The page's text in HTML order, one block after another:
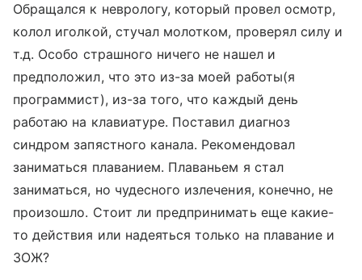
Обращался к неврологу, который провел осмотр,
колол иголкой, стучал молотком, проверял силу и
т.д. Особо страшного ничего не нашел и
предположил, что это из-за моей работы(я
программист), из-за того, что каждый день
работаю на клавиатуре. Поставил диагноз
синдром запястного канала. Рекомендовал
заниматься плаванием. Плаваньем я стал
заниматься, но чудесного излечения, конечно, не
произошло. Стоит ли предпринимать еще какие-
то действия или надеяться только на плавание и
ЗОЖ?